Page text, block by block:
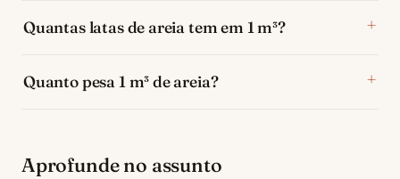
Quantas latas de areia tem em 1 m³?
Quanto pesa 1 m³ de areia?
Aprofunde no assunto